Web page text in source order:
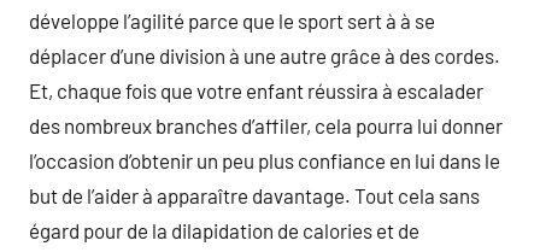
développe l’agilité parce que le sport sert à à se
déplacer d’une division à une autre grâce à des cordes.
Et, chaque fois que votre enfant réussira à escalader
des nombreux branches d’affiler, cela pourra lui donner
l’occasion d’obtenir un peu plus confiance en lui dans le
but de l’aider à apparaître davantage. Tout cela sans
égard pour de la dilapidation de calories et de